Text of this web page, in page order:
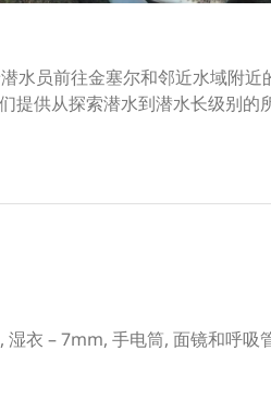
员前往金塞尔和邻近水域附近
提供从探索潜水到潜水长级别
衣 – 7mm, 手电筒, 面镜和呼